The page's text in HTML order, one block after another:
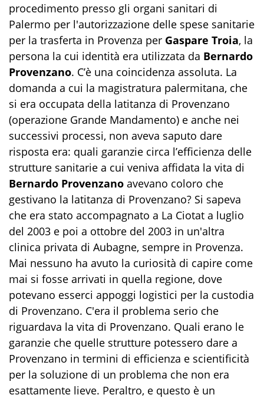
procedimento presso gli organi sanitari di
Palermo per l'autorizzazione delle spese sanitarie
per la trasferta in Provenza per Gaspare Troia, la
persona la cui identità era utilizzata da Bernardo
Provenzano. C’è una coincidenza assoluta. La
domanda a cui la magistratura palermitana, che
si era occupata della latitanza di Provenzano
(operazione Grande Mandamento) e anche nei
successivi processi, non aveva saputo dare
risposta era: quali garanzie circa l’efficienza delle
strutture sanitarie a cui veniva affidata la vita di
Bernardo Provenzano avevano coloro che
gestivano la latitanza di Provenzano? Si sapeva
che era stato accompagnato a La Ciotat a luglio
del 2003 e poi a ottobre del 2003 in un'altra
clinica privata di Aubagne, sempre in Provenza.
Mai nessuno ha avuto la curiosità di capire come
mai si fosse arrivati in quella regione, dove
potevano esserci appoggi logistici per la custodia
di Provenzano. C'era il problema serio che
riguardava la vita di Provenzano. Quali erano le
garanzie che quelle strutture potessero dare a
Provenzano in termini di efficienza e scientificità
per la soluzione di un problema che non era
esattamente lieve. Peraltro, e questo è un